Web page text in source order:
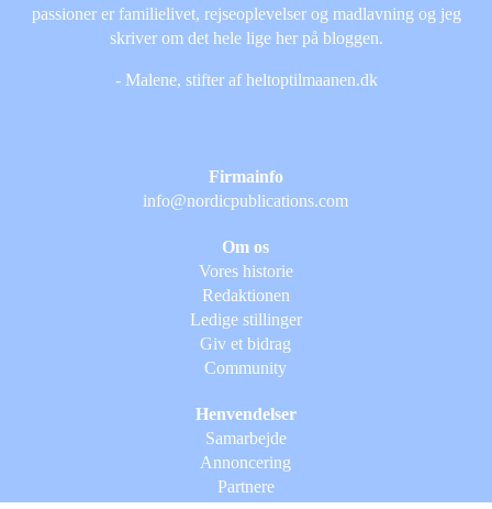
passioner er familielivet, rejseoplevelser og madlavning og jeg
skriver om det hele lige her på bloggen.
- Malene, stifter af heltoptilmaanen.dk
Firmainfo
info@nordicpublications.com
Om os
Vores historie
Redaktionen
Ledige stillinger
Giv et bidrag
Community
Henvendelser
Samarbejde
Annoncering
Partnere